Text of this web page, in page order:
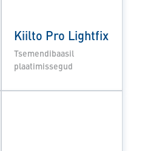
Kiilto Pro Lightfix
Tsemendibaasil
plaatimissegud